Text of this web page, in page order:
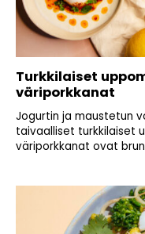
Turkkilaiset
väriporkkanat
Jogurtin ja maustetun
taivaalliset turkkilaiset
väriporkkanat ovat